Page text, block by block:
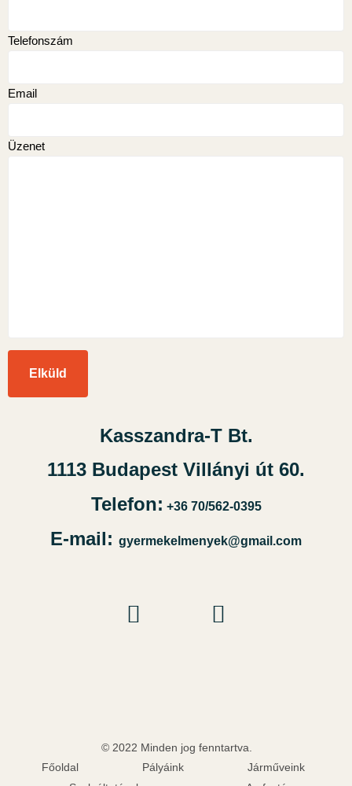
Telefonszám
Email
Üzenet
Kasszandra-T Bt.
1113 Budapest Villányi út 60.
Telefon: +36 70/562-0395
E-mail: gyermekelmenyek@gmail.com
© 2022 Minden jog fenntartva.
Főoldal
Pályáink
Járműveink